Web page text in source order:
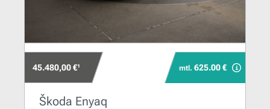
45.480,00 €¹ mtl. 625.00 €
Škoda Enyaq